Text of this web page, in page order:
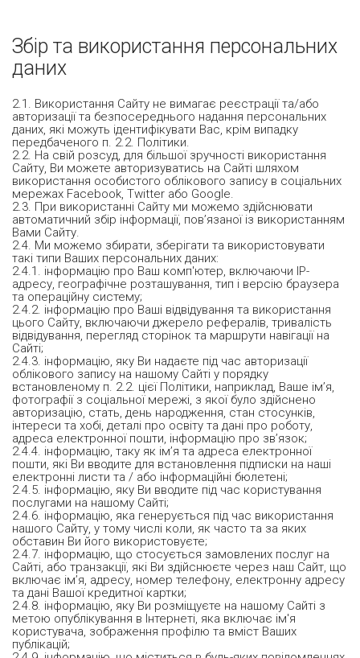
Збір та використання персональних
даних
2.1. Використання Сайту не вимагає реєстрації та/або
авторизації та безпосереднього надання персональних
даних, які можуть ідентифікувати Вас, крім випадку
передбаченого п. 2.2. Політики.
2.2. На свій розсуд, для більшої зручності використання
Сайту, Ви можете авторизуватись на Сайті шляхом
використання особистого облікового запису в соціальних
мережах Facebook, Twitter або Google.
2.3. При використанні Сайту ми можемо здійснювати
автоматичний збір інформації, пов’язаної із використанням
Вами Сайту.
2.4. Ми можемо збирати, зберігати та використовувати
такі типи Ваших персональних даних:
2.4.1. інформацію про Ваш комп'ютер, включаючи IP-
адресу, географічне розташування, тип і версію браузера
та операційну систему;
2.4.2. інформацію про Ваші відвідування та використання
цього Сайту, включаючи джерело рефералів, тривалість
відвідування, перегляд сторінок та маршрути навігації на
Сайті;
2.4.3. інформацію, яку Ви надаєте під час авторизації
облікового запису на нашому Сайті у порядку
встановленому п. 2.2. цієї Політики, наприклад, Ваше ім’я,
фотографії з соціальної мережі, з якої було здійснено
авторизацію, стать, день народження, стан стосунків,
інтереси та хобі, деталі про освіту та дані про роботу,
адреса електронної пошти, інформацію про зв’язок;
2.4.4. інформацію, таку як ім’я та адреса електронної
пошти, які Ви вводите для встановлення підписки на наші
електронні листи та / або інформаційні бюлетені;
2.4.5. інформацію, яку Ви вводите під час користування
послугами на нашому Сайті;
2.4.6. інформацію, яка генерується під час використання
нашого Сайту, у тому числі коли, як часто та за яких
обставин Ви його використовуєте;
2.4.7. інформацію, що стосується замовлених послуг на
Сайті, або транзакції, які Ви здійснюєте через наш Сайт, що
включає ім’я, адресу, номер телефону, електронну адресу
та дані Вашої кредитної картки;
2.4.8. інформацію, яку Ви розміщуєте на нашому Сайті з
метою опублікування в Інтернеті, яка включає ім'я
користувача, зображення профілю та вміст Ваших
публікацій;